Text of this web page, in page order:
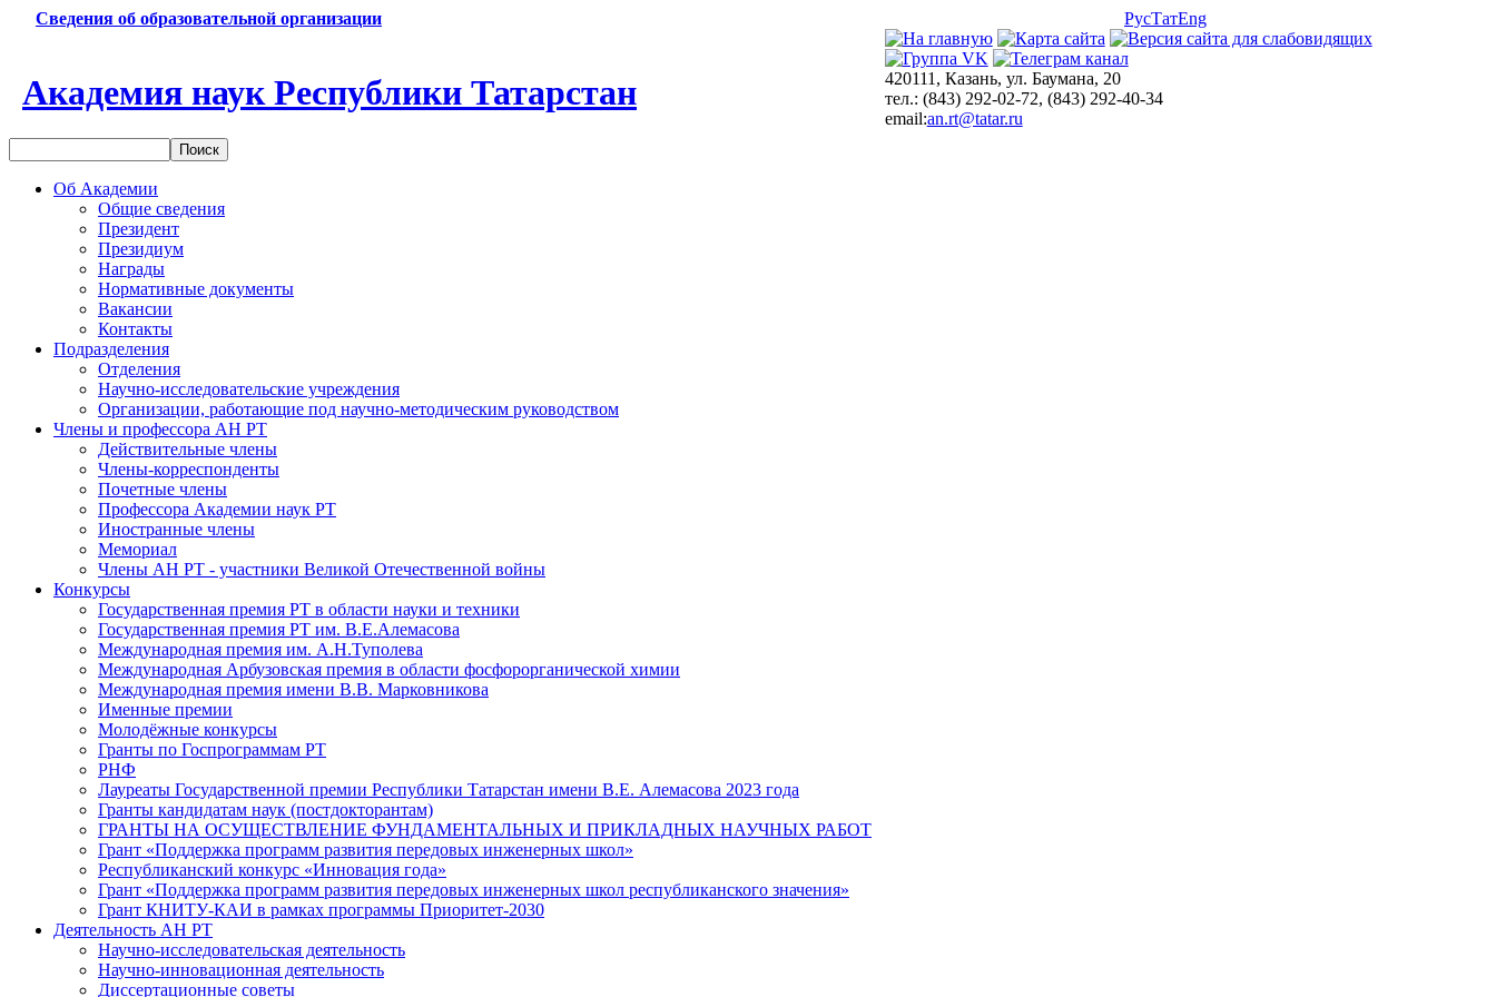
Сведения об образовательной организации РусТатEng
Академия наук Республики Татарстан
420111, Казань, ул. Баумана, 20
тел.: (843) 292-02-72, (843) 292-40-34
email:an.rt@tatar.ru
Об Академии
Общие сведения
Президент
Президиум
Награды
Нормативные документы
Вакансии
Контакты
Подразделения
Отделения
Научно-исследовательские учреждения
Организации, работающие под научно-методическим руководством
Члены и профессора АН РТ
Действительные члены
Члены-корреспонденты
Почетные члены
Профессора Академии наук РТ
Иностранные члены
Мемориал
Члены АН РТ - участники Великой Отечественной войны
Конкурсы
Государственная премия РТ в области науки и техники
Государственная премия РТ им. В.Е.Алемасова
Международная премия им. А.Н.Туполева
Международная Арбузовская премия в области фосфорорганической химии
Международная премия имени В.В. Марковникова
Именные премии
Молодёжные конкурсы
Гранты по Госпрограммам РТ
РНФ
Лауреаты Государственной премии Республики Татарстан имени В.Е. Алемасова 2023 года
Гранты кандидатам наук (постдокторантам)
ГРАНТЫ НА ОСУЩЕСТВЛЕНИЕ ФУНДАМЕНТАЛЬНЫХ И ПРИКЛАДНЫХ НАУЧНЫХ РАБОТ
Грант «Поддержка программ развития передовых инженерных школ»
Республиканский конкурс «Инновация года»
Грант «Поддержка программ развития передовых инженерных школ республиканского значения»
Грант КНИТУ-КАИ в рамках программы Приоритет-2030
Деятельность АН РТ
Научно-исследовательская деятельность
Научно-инновационная деятельность
Диссертационные советы